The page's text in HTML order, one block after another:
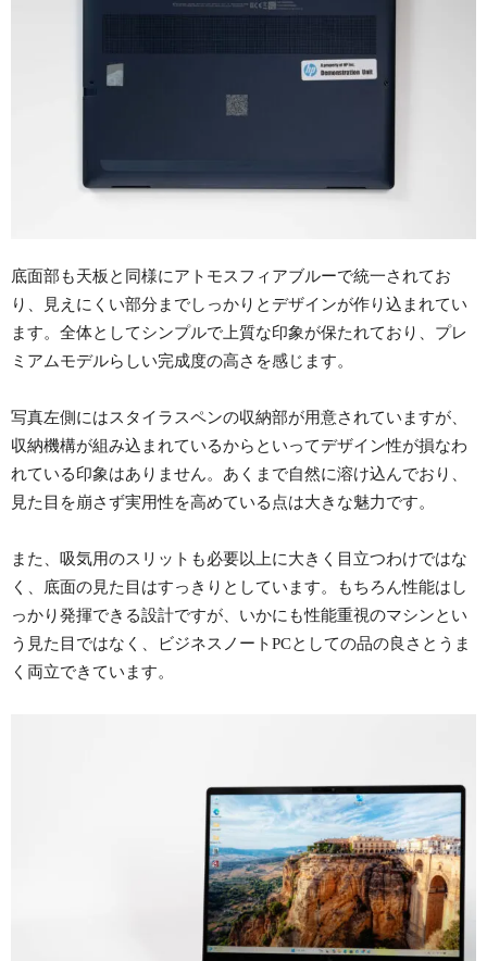
底面部も天板と同様にアトモスフィアブルーで統一されてお
り、見えにくい部分までしっかりとデザインが作り込まれてい
ます。全体としてシンプルで上質な印象が保たれており、プレ
ミアムモデルらしい完成度の高さを感じます。
写真左側にはスタイラスペンの収納部が用意されていますが、
収納機構が組み込まれているからといってデザイン性が損なわ
れている印象はありません。あくまで自然に溶け込んでおり、
見た目を崩さず実用性を高めている点は大きな魅力です。
また、吸気用のスリットも必要以上に大きく目立つわけではな
く、底面の見た目はすっきりとしています。もちろん性能はし
っかり発揮できる設計ですが、いかにも性能重視のマシンとい
う見た目ではなく、ビジネスノートPCとしての品の良さとうま
く両立できています。